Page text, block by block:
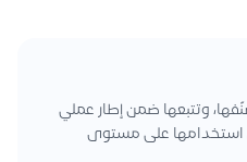
وتتبعها ضمن إطار عملي
استخدامها على مستوى